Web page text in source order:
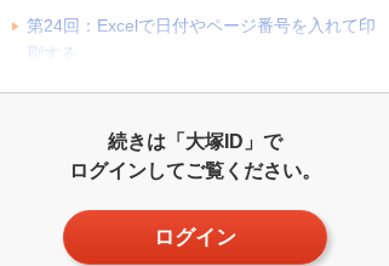
第24回：Excelで日付やページ番号を入れて印
刷する
続きは「大塚ID」で
ログインしてご覧ください。
ログイン